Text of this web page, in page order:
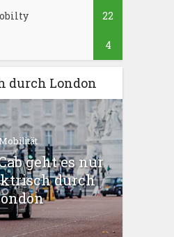
22
4
durch London
Mobilität
geht es nur
durch